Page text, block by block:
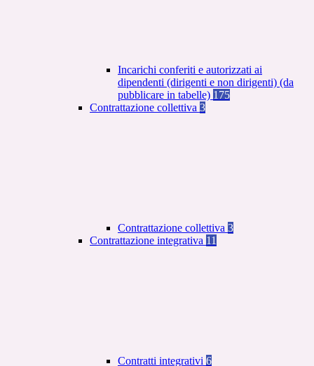
Incarichi conferiti e autorizzati ai
dipendenti (dirigenti e non dirigenti) (da
pubblicare in tabelle) 175
Contrattazione collettiva 3
Contrattazione collettiva 3
Contrattazione integrativa 11
Contratti integrativi 6